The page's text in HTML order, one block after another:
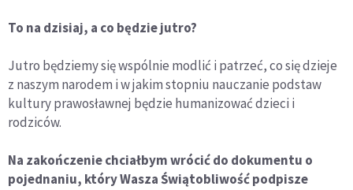
To na dzisiaj, a co będzie jutro?
Jutro będziemy się wspólnie modlić i patrzeć, co się dzieje
z naszym narodem i w jakim stopniu nauczanie podstaw
kultury prawosławnej będzie humanizować dzieci i
rodziców.
Na zakończenie chciałbym wrócić do dokumentu o
pojednaniu, który Wasza Świątobliwość podpisze